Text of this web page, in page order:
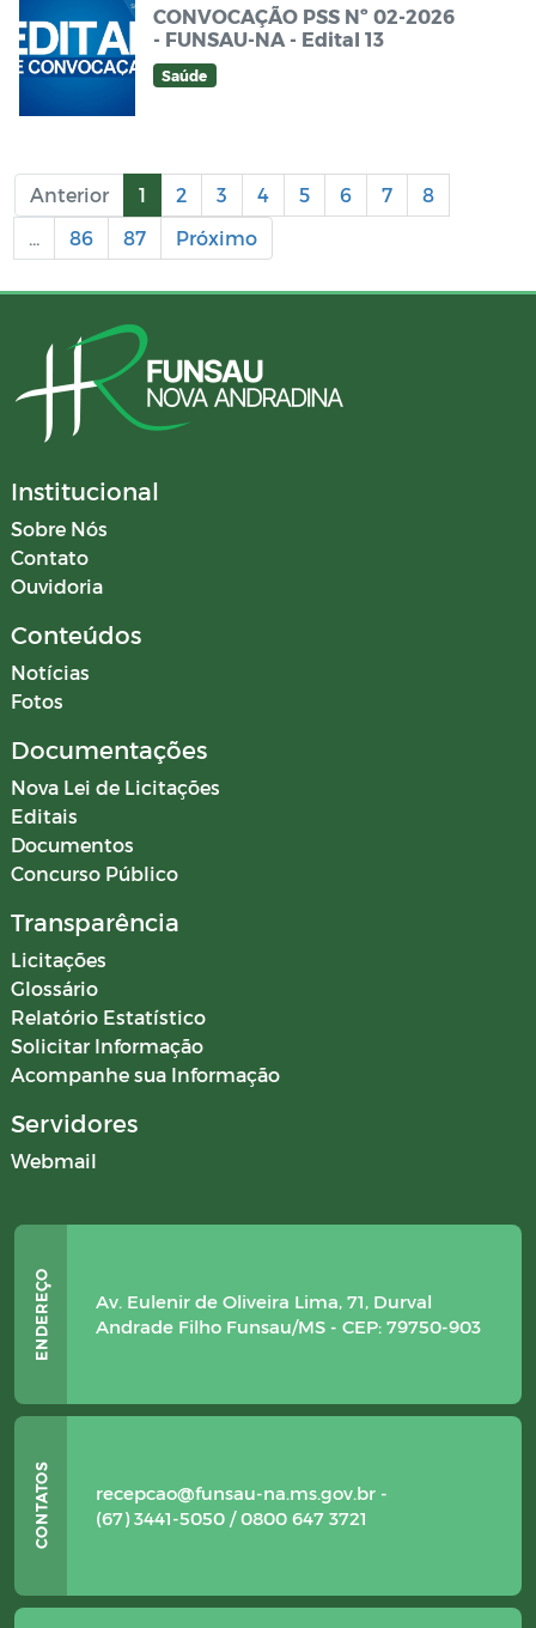
CONVOCAÇÃO PSS Nº 02-2026
- FUNSAU-NA - Edital 13
Saúde
Anterior 1 2 3 4 5 6 7
8
...
86 87 Próximo
Institucional
Sobre Nós
Contato
Ouvidoria
Conteúdos
Notícias
Fotos
Documentações
Nova Lei de Licitações
Editais
Documentos
Concurso Público
Transparência
Licitações
Glossário
Relatório Estatístico
Solicitar Informação
Acompanhe sua Informação
Servidores
Webmail
Av. Eulenir de Oliveira Lima, 71, Durval
Andrade Filho Funsau/MS - CEP: 79750-903
recepcao@funsau-na.ms.gov.br -
(67) 3441-5050 / 0800 647 3721